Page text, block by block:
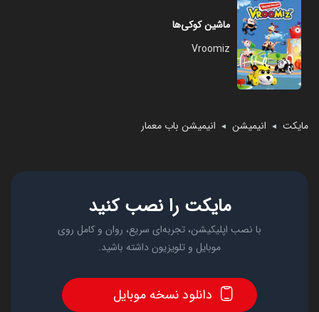
ماشین کوکی‌ها
Vroomiz
مایکت ◄ انیمیشن ◄ انیمیشن باب معمار
مایکت را نصب کنید
با نصب اپلیکیشن، تجربه‌ای سریع، روان و کامل روی
موبایل و تلویزیون داشته باشید.
دانلود نسخه موبایل